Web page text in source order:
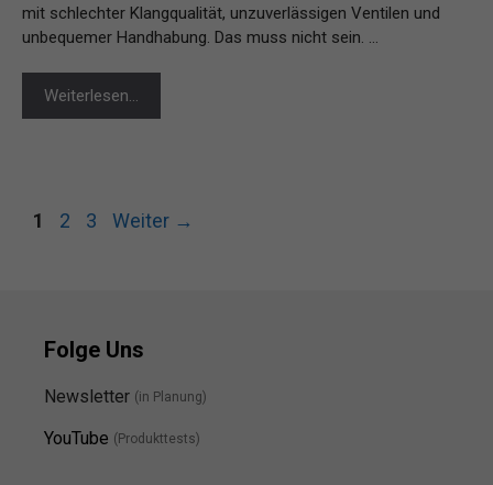
mit schlechter Klangqualität, unzuverlässigen Ventilen und
unbequemer Handhabung. Das muss nicht sein. …
Weiterlesen…
Seite
1 Seite
2 Seite
3 Weiter →
Folge Uns
Newsletter (in Planung)
YouTube (Produkttests)